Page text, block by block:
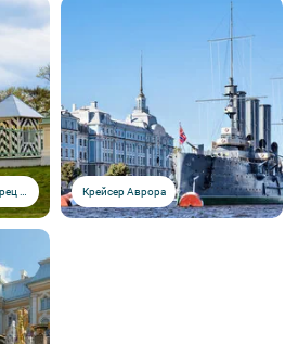
Крейсер Аврора